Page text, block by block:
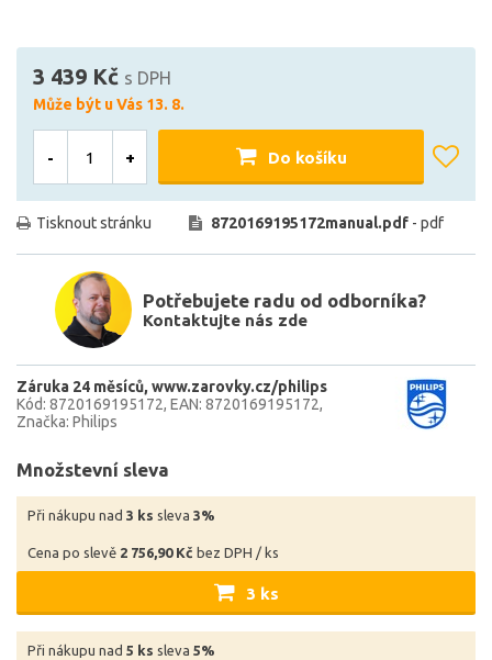
3 439 Kč s DPH
Může být u Vás 13. 8.
- + Do košíku
Tisknout stránku 8720169195172manual.pdf - pdf
Potřebujete radu od odborníka?
Kontaktujte nás zde
Záruka 24 měsíců www.zarovky.cz/philips
Kód: 8720169195172 EAN: 8720169195172
Značka: Philips
Množstevní sleva
Při nákupu nad 3 ks sleva 3%
Cena po slevě 2 756,90 Kč bez DPH / ks
3 ks
Při nákupu nad 5 ks sleva 5%